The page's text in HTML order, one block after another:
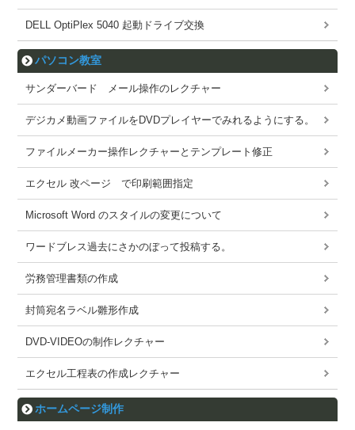
DELL OptiPlex 5040 起動ドライブ交換
パソコン教室
サンダーバード メール操作のレクチャー
デジカメ動画ファイルをDVDプレイヤーでみれるようにする。
ファイルメーカー操作レクチャーとテンプレート修正
エクセル 改ページ で印刷範囲指定
Microsoft Word のスタイルの変更について
ワードブレス過去にさかのぼって投稿する。
労務管理書類の作成
封筒宛名ラベル雛形作成
DVD-VIDEOの制作レクチャー
エクセル工程表の作成レクチャー
ホームページ制作